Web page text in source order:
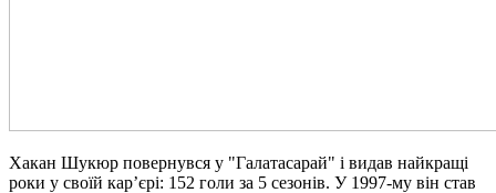
Хакан Шукюр повернувся у "Галатасарай" і видав найкращі
роки у своїй кар’єрі: 152 голи за 5 сезонів. У 1997-му він став